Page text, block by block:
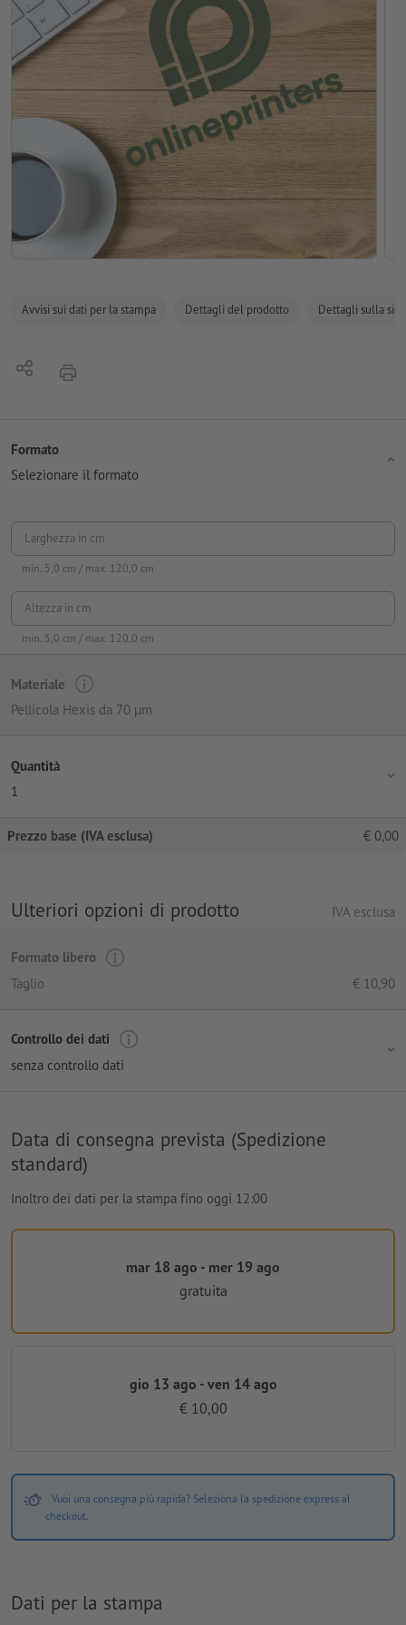
Avvisi sui dati per la stampa Dettagli del prodotto Dettagli sulla
Condividistampare
Formato
Selezionare il formato
Larghezza in cm
min. 5,0 cm / max. 120,0 cm
Altezza in cm
min. 5,0 cm / max. 120,0 cm
Materiale
Pellicola Hexis da 70 µm
Quantità
1
Prezzo base (IVA esclusa) € 0,00
Ulteriori opzioni di prodotto IVA esclusa
Formato libero
Taglio
€ 10,90
Controllo dei dati
senza controllo dati
Data di consegna prevista (Spedizione
standard)
Inoltro dei dati per la stampa fino oggi 12:00
mar 18 ago - mer 19 ago
gratuita
gio 13 ago - ven 14 ago
€ 10,00
Vuoi una consegna più rapida? Seleziona la spedizione express al
checkout.
Dati per la stampa